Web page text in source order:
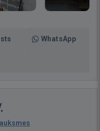
WhatsApp